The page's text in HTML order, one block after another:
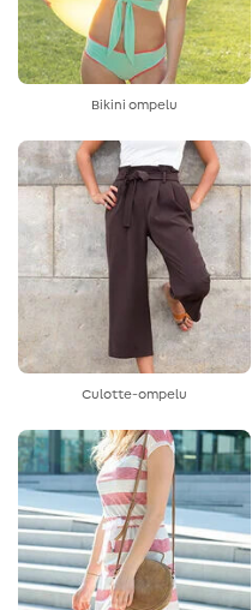
Bikini ompelu
Culotte-ompelu